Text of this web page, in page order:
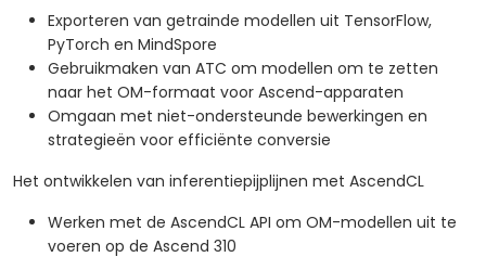
Exporteren van getrainde modellen uit TensorFlow,
PyTorch en MindSpore
Gebruikmaken van ATC om modellen om te zetten
naar het OM-formaat voor Ascend-apparaten
Omgaan met niet-ondersteunde bewerkingen en
strategieën voor efficiënte conversie
Het ontwikkelen van inferentiepijplijnen met AscendCL
Werken met de AscendCL API om OM-modellen uit te
voeren op de Ascend 310